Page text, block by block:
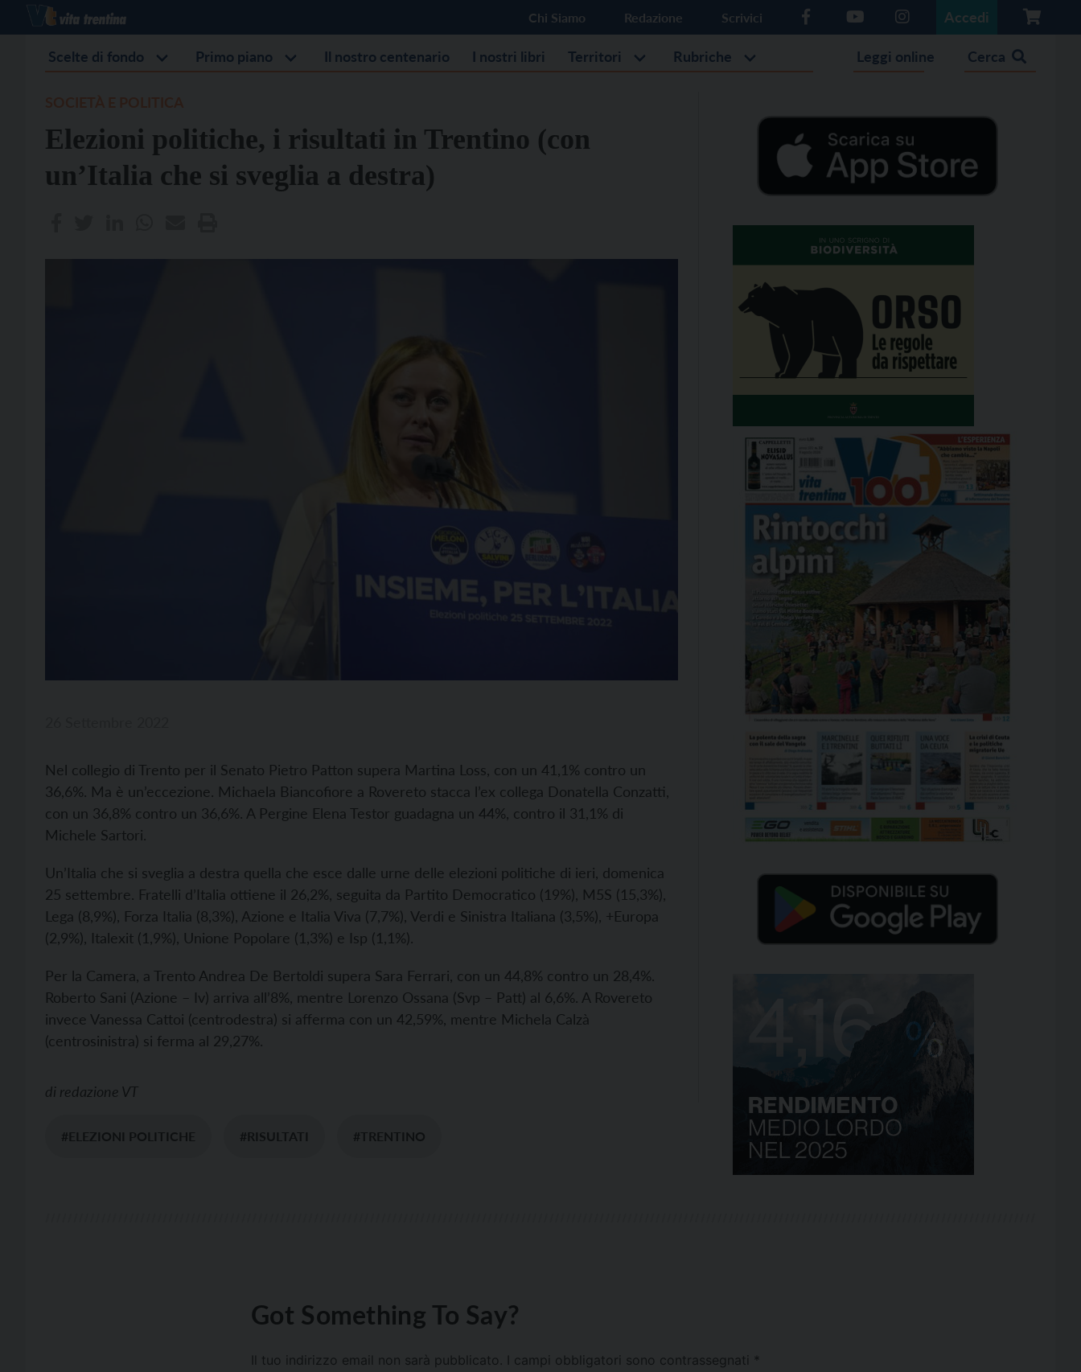
Chi Siamo Redazione Scrivici Accedi
Scelte di fondo Primo piano Il nostro centenario I nostri libri Territori Rubriche Leggi online Cerca
Elezioni politiche, i risultati in Trentino (con
un’Italia che si sveglia a destra)
Nel collegio di Trento per il Senato Pietro Patton supera Martina Loss, con un 41,1% contro un
36,6%. Ma è un’eccezione. Michaela Biancofiore a Rovereto stacca l’ex collega Donatella Conzatti,
con un 36,8% contro un 36,6%. A Pergine Elena Testor guadagna un 44%, contro il 31,1% di
Michele Sartori.
Un’Italia che si sveglia a destra quella che esce dalle urne delle elezioni politiche di ieri, domenica
25 settembre. Fratelli d’Italia ottiene il 26,2%, seguita da Partito Democratico (19%), M5S (15,3%),
Lega (8,9%), Forza Italia (8,3%), Azione e Italia Viva (7,7%), Verdi e Sinistra Italiana (3,5%), +Europa
(2,9%), Italexit (1,9%), Unione Popolare (1,3%) e Isp (1,1%).
Per la Camera, a Trento Andrea De Bertoldi supera Sara Ferrari, con un 44,8% contro un 28,4%.
Roberto Sani (Azione – Iv) arriva all’8%, mentre Lorenzo Ossana (Svp – Patt) al 6,6%. A Rovereto
invece Vanessa Cattoi (centrodestra) si afferma con un 42,59%, mentre Michela Calzà
(centrosinistra) si ferma al 29,27%.
di redazione VT
#ELEZIONI POLITICHE #RISULTATI #TRENTINO
Got Something To Say?
Il tuo indirizzo email non sarà pubblicato. I campi obbligatori sono contrassegnati *